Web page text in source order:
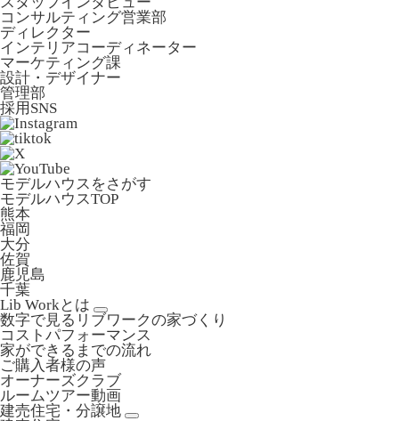
コンサルティング営業部
ディレクター
インテリアコーディネーター
マーケティング課
設計・デザイナー
管理部
採用SNS
モデルハウスをさがす
モデルハウスTOP
熊本
福岡
大分
佐賀
鹿児島
千葉
Lib Workとは
数字で見るリブワークの家づくり
コストパフォーマンス
家ができるまでの流れ
ご購入者様の声
オーナーズクラブ
ルームツアー動画
建売住宅・分譲地